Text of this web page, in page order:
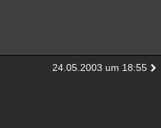
24.05.2003 um 18:55